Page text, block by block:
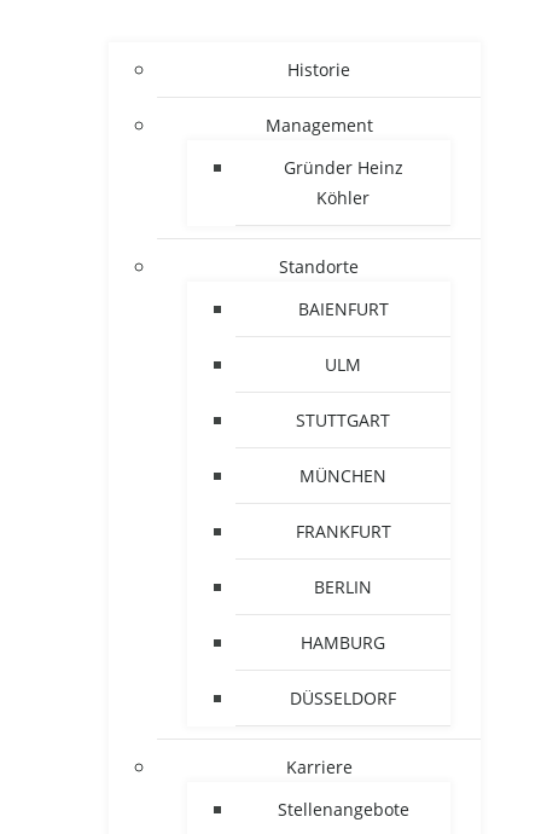
Historie
Management
Gründer Heinz
Köhler
Standorte
BAIENFURT
ULM
STUTTGART
MÜNCHEN
FRANKFURT
BERLIN
HAMBURG
DÜSSELDORF
Karriere
Stellenangebote